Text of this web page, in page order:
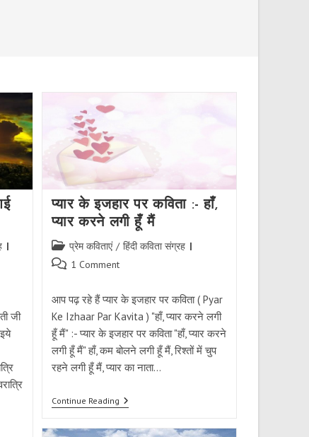
जी
प्यार के इजहार पर कविता :- हाँ,
प्यार करने लगी हूँ मैं
Post
category:
प्रेम कविताएं / हिंदी कविता संग्रह
Post 1 Comment
आप पढ़ रहे हैं प्यार के इजहार पर कविता ( Pyar
Ke Izhaar Par Kavita ) "हाँ, प्यार करने लगी
हूँ मैं" :- प्यार के इजहार पर कविता "हाँ, प्यार करने
लगी हूँ मैं" हाँ, कम बोलने लगी हूँ मैं, रिश्तों में चुप
रहने लगी हूँ मैं, प्यार का नाता…
Continue Readingप्यार
के